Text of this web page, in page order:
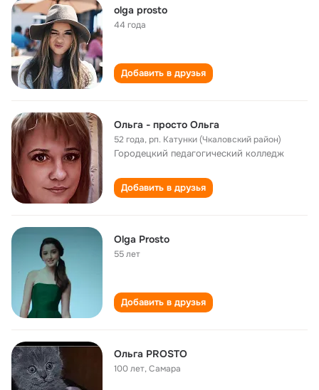
olga prosto
44 года
Добавить в друзья
Ольга - просто Ольга
52 года,рп. Катунки (Чкаловский район)
Городецкий педагогический колледж
Добавить в друзья
Olga Prosto
55 лет
Добавить в друзья
Ольга PROSTO
100 лет,Самара